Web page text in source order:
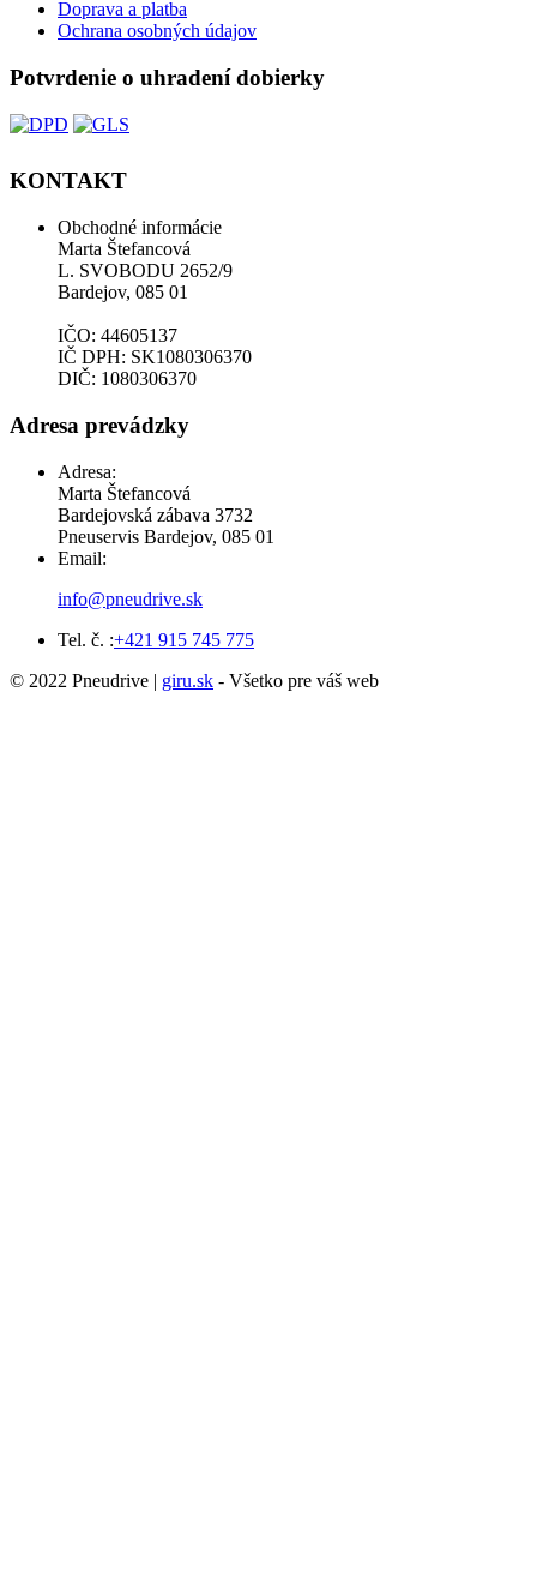
Doprava a platba
Ochrana osobných údajov
Potvrdenie o uhradení dobierky
KONTAKT
Obchodné informácie
Marta Štefancová
L. SVOBODU 2652/9
Bardejov, 085 01
IČO: 44605137
IČ DPH: SK1080306370
DIČ: 1080306370
Adresa prevádzky
Adresa:
Marta Štefancová
Bardejovská zábava 3732
Pneuservis Bardejov, 085 01
Email:
info@pneudrive.sk
Tel. č. :+421 915 745 775
© 2022 Pneudrive | giru.sk - Všetko pre váš web